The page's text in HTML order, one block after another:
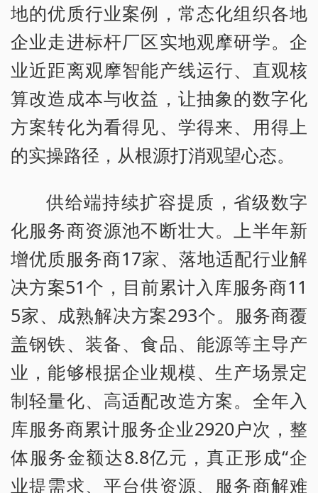
地的优质行业案例，常态化组织各地
企业走进标杆厂区实地观摩研学。企
业近距离观摩智能产线运行、直观核
算改造成本与收益，让抽象的数字化
方案转化为看得见、学得来、用得上
的实操路径，从根源打消观望心态。
供给端持续扩容提质，省级数字
化服务商资源池不断壮大。上半年新
增优质服务商17家、落地适配行业解
决方案51个，目前累计入库服务商11
5家、成熟解决方案293个。服务商覆
盖钢铁、装备、食品、能源等主导产
业，能够根据企业规模、生产场景定
制轻量化、高适配改造方案。全年入
库服务商累计服务企业2920户次，整
体服务金额达8.8亿元，真正形成“企
业提需求、平台供资源、服务商解难